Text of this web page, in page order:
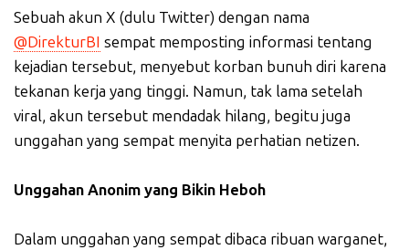
Sebuah akun X (dulu Twitter) dengan nama
@DirekturBI sempat memposting informasi tentang
kejadian tersebut, menyebut korban bunuh diri karena
tekanan kerja yang tinggi. Namun, tak lama setelah
viral, akun tersebut mendadak hilang, begitu juga
unggahan yang sempat menyita perhatian netizen.
Unggahan Anonim yang Bikin Heboh
Dalam unggahan yang sempat dibaca ribuan warganet,